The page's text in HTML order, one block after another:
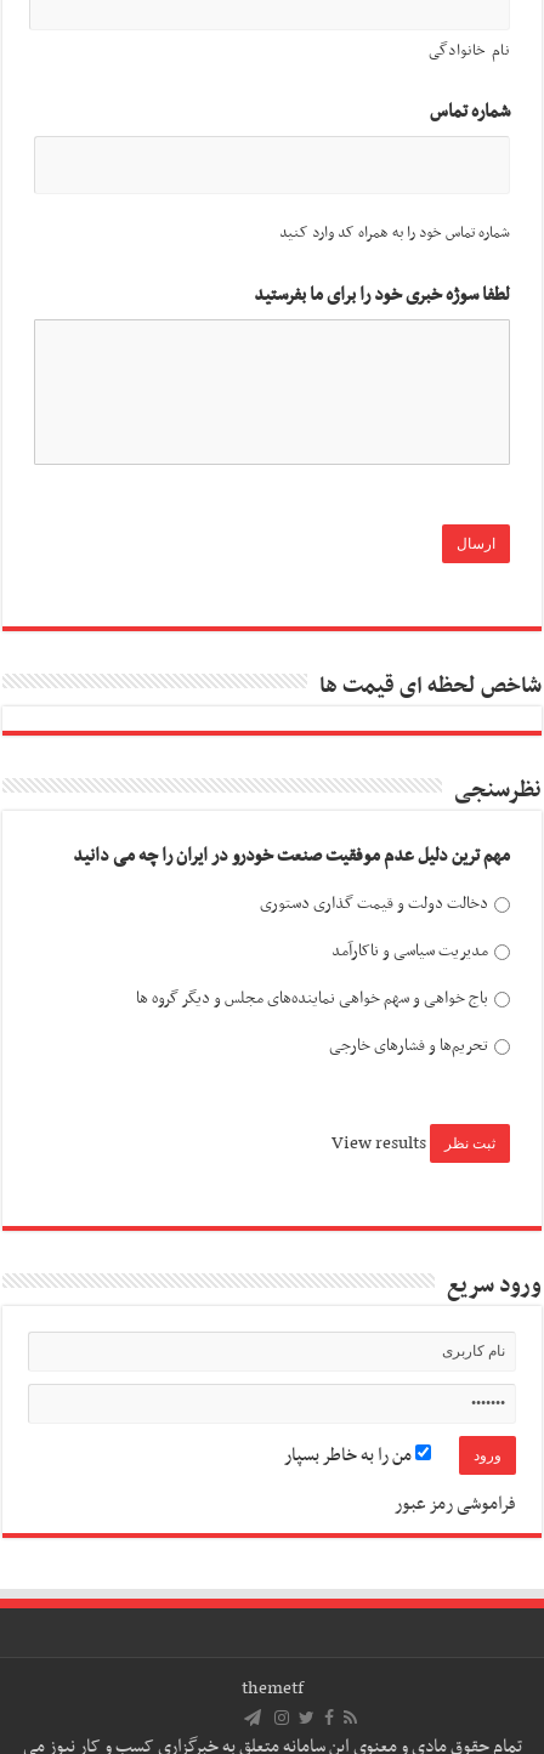
نام خانوادگی
شماره تماس
شماره تماس خود را به همراه کد وارد کنید
لطفا سوژه خبری خود را برای ما بفرستید
شاخص لحظه ای قیمت ها
نظرسنجی
مهم ترین دلیل عدم موفقیت صنعت خودرو در ایران را چه می دانید
دخالت دولت و قیمت گذاری دستوری
مدیریت سیاسی و ناکارآمد
باج خواهی و سهم خواهی نماینده‌های مجلس و دیگر گروه ها
تحریم‌ها و فشارهای خارجی
View results
ورود سریع
من را به خاطر بسپار
فراموشی رمز عبور
themetf
تمام حقوق مادی و معنوی این سامانه متعلق به خبرگزاری کسب و کار نیوز می